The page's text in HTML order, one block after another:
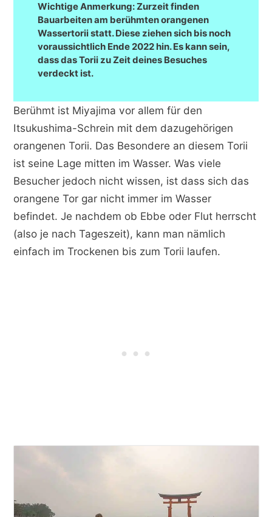
Wichtige Anmerkung: Zurzeit finden
Bauarbeiten am berühmten orangenen
Wassertorii statt. Diese ziehen sich bis noch
voraussichtlich Ende 2022 hin. Es kann sein,
dass das Torii zu Zeit deines Besuches
verdeckt ist.
Berühmt ist Miyajima vor allem für den
Itsukushima-Schrein mit dem dazugehörigen
orangenen Torii. Das Besondere an diesem Torii
ist seine Lage mitten im Wasser. Was viele
Besucher jedoch nicht wissen, ist dass sich das
orangene Tor gar nicht immer im Wasser
befindet. Je nachdem ob Ebbe oder Flut herrscht
(also je nach Tageszeit), kann man nämlich
einfach im Trockenen bis zum Torii laufen.